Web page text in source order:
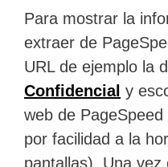
Para mostrar la
extraer de
URL de ejemplo la
Confidencial y
web de
por facilidad a la
pantallas). Una vez